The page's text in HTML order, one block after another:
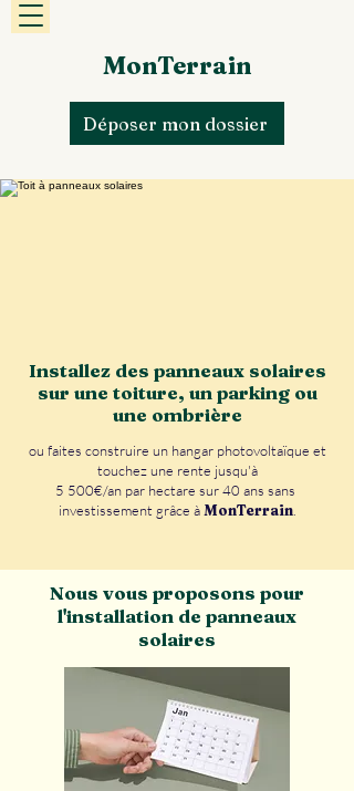
MonTerrain
Déposer mon dossier
Installez des panneaux solaires
sur une toiture, un parking ou
une ombrière
ou faites construire un hangar photovoltaïque et
touchez une rente jusqu'à
5 500€/an par hectare sur 40 ans sans
investissement grâce à MonTerrain.
Nous vous proposons pour
l'installation de panneaux
solaires